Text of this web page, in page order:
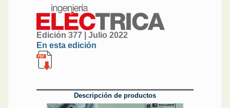
Edición 377 | Julio 2022
En esta edición
Descripción de productos